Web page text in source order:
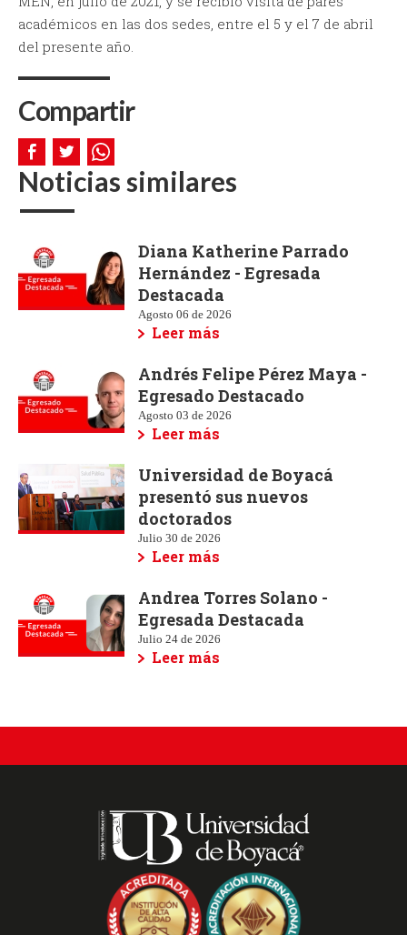
académicos en las dos sedes, entre el 5 y el 7 de abril
del presente año.
Compartir
Noticias similares
Diana Katherine Parrado
Hernández - Egresada
Destacada
Agosto 06 de 2026
Leer más
Andrés Felipe Pérez Maya -
Egresado Destacado
Agosto 03 de 2026
Leer más
Universidad de Boyacá
presentó sus nuevos
doctorados
Julio 30 de 2026
Leer más
Andrea Torres Solano -
Egresada Destacada
Julio 24 de 2026
Leer más